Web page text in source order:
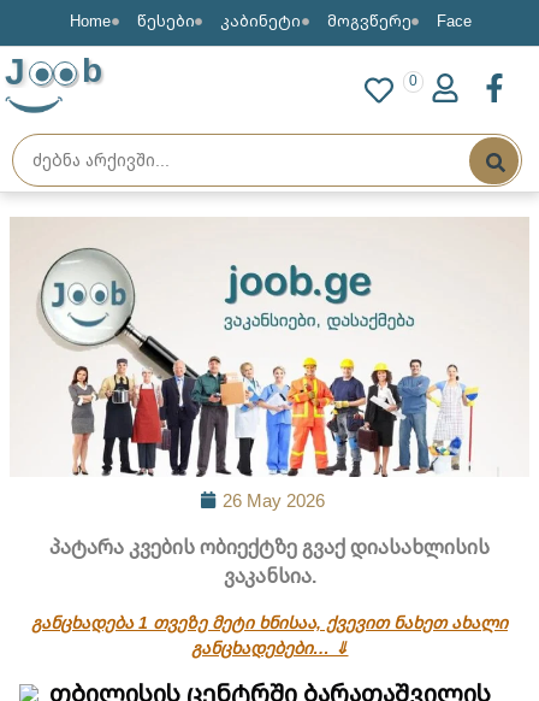
Home წესები კაბინეტი მოგვწერე Face
J b 0
26 May 2026
პატარა კვების ობიექტზე გვაქ დიასახლისის
ვაკანსია.
განცხადება 1 თვეზე მეტი ხნისაა, ქვევით ნახეთ ახალი
განცხადებები… ⇓
თბილისის ცენტრში ბარათაშვილის